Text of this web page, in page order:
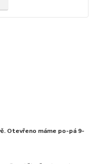
Otevřeno máme po-pá 9-